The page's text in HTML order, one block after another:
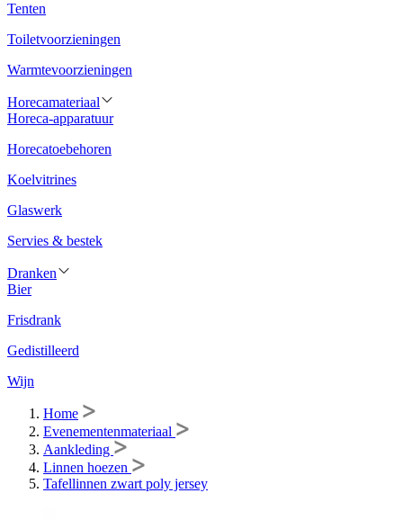
Tenten
Toiletvoorzieningen
Warmtevoorzieningen
Horecamateriaal
Horeca-apparatuur
Horecatoebehoren
Koelvitrines
Glaswerk
Servies & bestek
Dranken
Bier
Frisdrank
Gedistilleerd
Wijn
Home
Evenementenmateriaal
Aankleding
Linnen hoezen
Tafellinnen zwart poly jersey